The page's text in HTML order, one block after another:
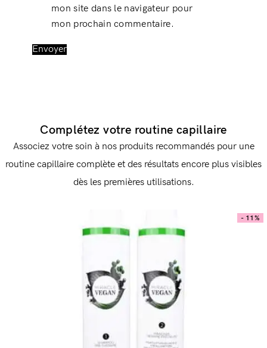
mon site dans le navigateur pour
mon prochain commentaire.
Complétez votre routine capillaire
Associez votre soin à nos produits recommandés pour une
routine capillaire complète et des résultats encore plus visibles
dès les premières utilisations.
- 11%